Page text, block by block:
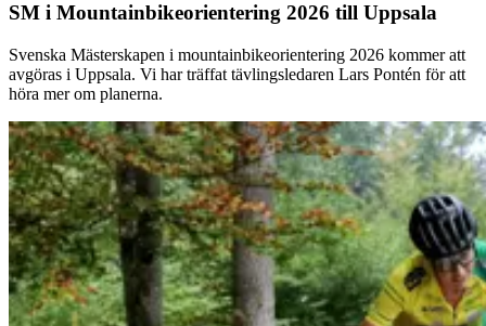
SM i Mountainbikeorientering 2026 till Uppsala
Svenska Mästerskapen i mountainbikeorientering 2026 kommer att
avgöras i Uppsala. Vi har träffat tävlingsledaren Lars Pontén för att
höra mer om planerna.